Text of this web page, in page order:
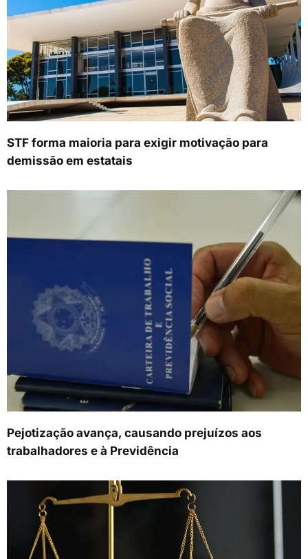
STF forma maioria para exigir motivação para
demissão em estatais
Pejotização avança, causando prejuízos aos
trabalhadores e à Previdência